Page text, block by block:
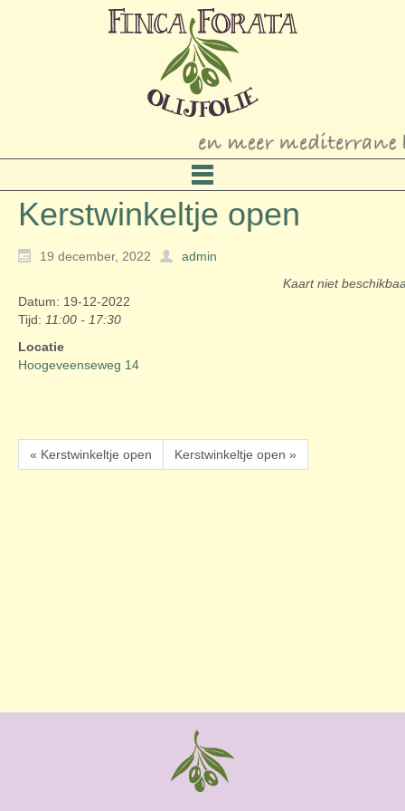
Kerstwinkeltje open
19 december, 2022
admin
Kaart niet
Datum: 19-12-2022
Tijd: 11:00 - 17:30
Locatie
Hoogeveenseweg 14
« Kerstwinkeltje open Kerstwinkeltje open »